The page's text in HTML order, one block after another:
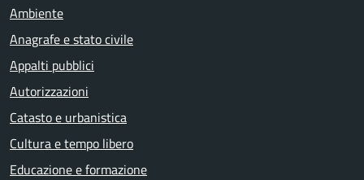
Ambiente
Anagrafe e stato civile
Appalti pubblici
Autorizzazioni
Catasto e urbanistica
Cultura e tempo libero
Educazione e formazione